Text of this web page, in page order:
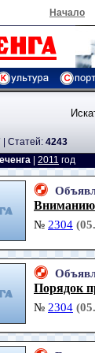
Начало
| Cтатей: 4243
2011 год
Вниманию
№ 2304
Порядок
№ 2304